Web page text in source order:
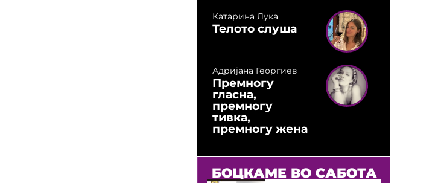
Катарина Лука
Телото слуша
Адријана Георгиев
Премногу
гласна,
премногу
тивка,
премногу жена
БОЦКАМЕ ВО САБОТА